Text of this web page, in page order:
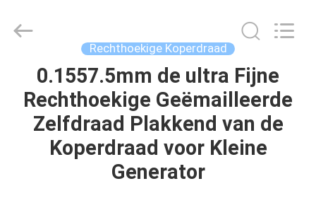
HUIS
PRODUCTEN
Material
Co,.Ltd.
Rechthoekige Koperdraad
0.1557.5mm de ultra Fijne
Rechthoekige Geëmailleerde
Zelfdraad Plakkend van de
Koperdraad voor Kleine
Generator